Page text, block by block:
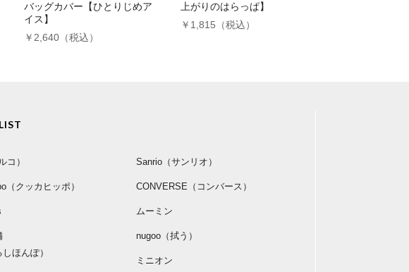
バッグカバー【ひとりじめア
イス】
￥2,640（税込）
上がりのはらっぱ】
￥1,815（税込）
コ）
（クッカヒッポ）
しほんぽ）
Sanrio（サンリオ）
CONVERSE（コンバース）
ムーミン
nugoo（拭う）
ミニオン